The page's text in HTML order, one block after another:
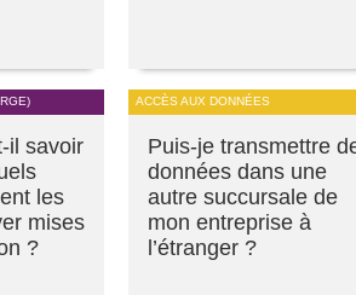
il savoir
les
mises
?
ACCÈS AUX DONNÉES
Puis-je transmettre
données dans une
autre succursale de
mon entreprise à
l’étranger ?